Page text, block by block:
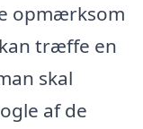
opmærksom
træffe en
skal
af de